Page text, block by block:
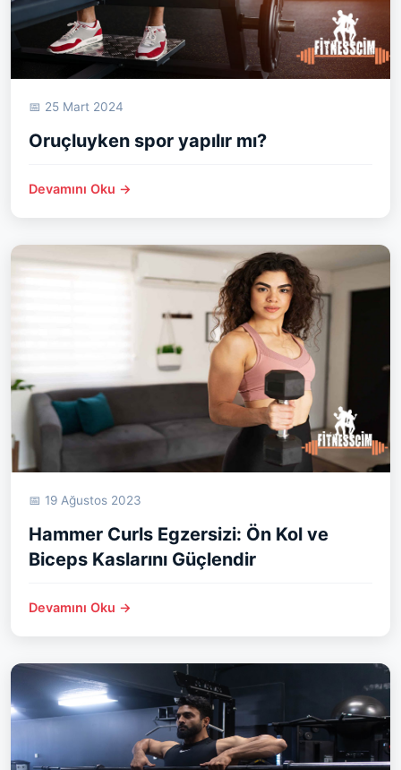
📅 25 Mart 2024
Oruçluyken spor yapılır mı?
Devamını Oku →
📅 19 Ağustos 2023
Hammer Curls Egzersizi: Ön Kol ve
Biceps Kaslarını Güçlendir
Devamını Oku →